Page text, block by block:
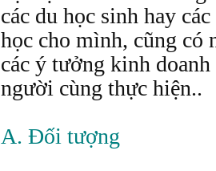
các du học sinh hay
học cho mình, cũng có
các ý tưởng kinh
người cùng thực hiện..
A. Đối tượng